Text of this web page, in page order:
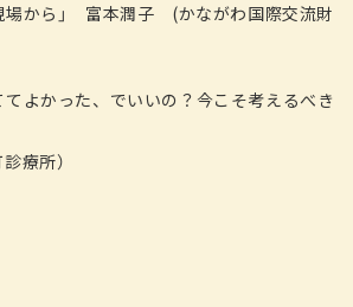
場から」 富本潤子 (かながわ国際交流財
てよかった、でいいの？今こそ考えるべき
療所）